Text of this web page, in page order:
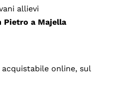
allievi
Pietro a Majella
online, sul